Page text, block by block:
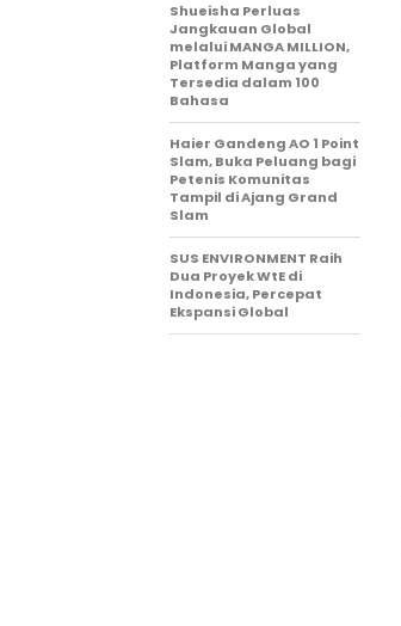
Shueisha Perluas
Jangkauan Global
melalui MANGA MILLION,
Platform Manga yang
Tersedia dalam 100
Bahasa
Haier Gandeng AO 1 Point
Slam, Buka Peluang bagi
Petenis Komunitas
Tampil di Ajang Grand
Slam
SUS ENVIRONMENT Raih
Dua Proyek WtE di
Indonesia, Percepat
Ekspansi Global